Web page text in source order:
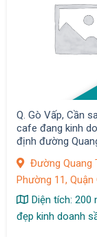
Q. Gò Vấp, Cần
cafe đang kinh
định đường
Đường Quang
Phường 11, Quận
Diện tích: 200
đẹp kinh doanh